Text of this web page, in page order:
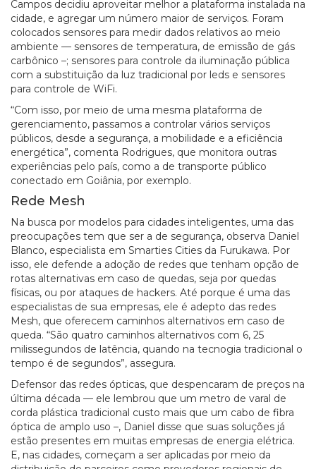
Campos decidiu aproveitar melhor a plataforma instalada na
cidade, e agregar um número maior de serviços. Foram
colocados sensores para medir dados relativos ao meio
ambiente — sensores de temperatura, de emissão de gás
carbônico –; sensores para controle da iluminação pública
com a substituição da luz tradicional por leds e sensores
para controle de WiFi.
“Com isso, por meio de uma mesma plataforma de
gerenciamento, passamos a controlar vários serviços
públicos, desde a segurança, a mobilidade e a eficiência
energética”, comenta Rodrigues, que monitora outras
experiências pelo país, como a de transporte público
conectado em Goiânia, por exemplo.
Rede Mesh
Na busca por modelos para cidades inteligentes, uma das
preocupações tem que ser a de segurança, observa Daniel
Blanco, especialista em Smarties Cities da Furukawa. Por
isso, ele defende a adoção de redes que tenham opção de
rotas alternativas em caso de quedas, seja por quedas
físicas, ou por ataques de hackers. Até porque é uma das
especialistas de sua empresas, ele é adepto das redes
Mesh, que oferecem caminhos alternativos em caso de
queda. “São quatro caminhos alternativos com 6, 25
milissegundos de latência, quando na tecnogia tradicional o
tempo é de segundos”, assegura.
Defensor das redes ópticas, que despencaram de preços na
última década — ele lembrou que um metro de varal de
corda plástica tradicional custo mais que um cabo de fibra
óptica de amplo uso –, Daniel disse que suas soluções já
estão presentes em muitas empresas de energia elétrica.
E, nas cidades, começam a ser aplicadas por meio da